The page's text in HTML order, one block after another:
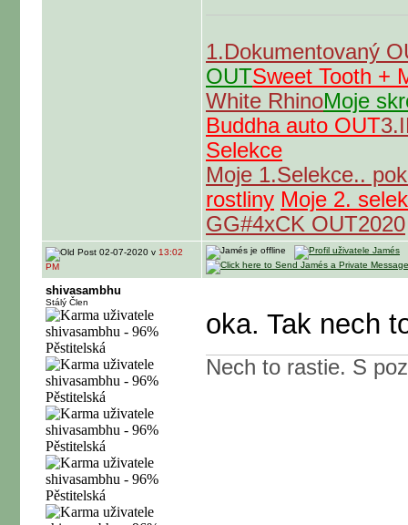
1.Dokumentovaný
OUTSweet Tooth +
White RhinoMoje
Buddha auto OUT
Selekce
Moje 1.Selekce..
rostliny Moje 2.
GG#4xCK OUT2020
02-07-2020 v 13:02
PM
shivasambhu
Stálý Člen
oka. Tak nech
Nech to rastie. S